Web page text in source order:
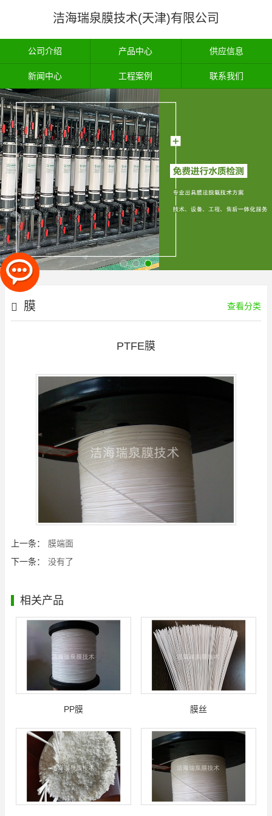
洁海瑞泉膜技术(天津)有限公司
公司介绍 产品中心 供应信息
新闻中心 工程案例 联系我们
膜 查看分类
PTFE膜
上一条：
膜端面
下一条：
没有了
相关产品
PP膜 膜丝